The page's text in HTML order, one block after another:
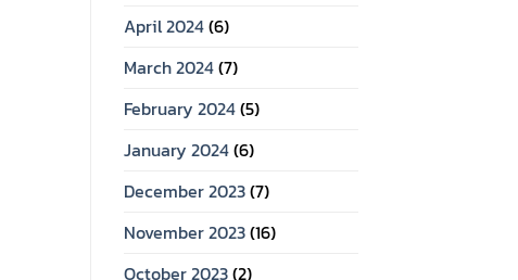
April 2024(6)
March 2024(7)
February 2024(5)
January 2024(6)
December 2023(7)
November 2023(16)
October 2023(2)